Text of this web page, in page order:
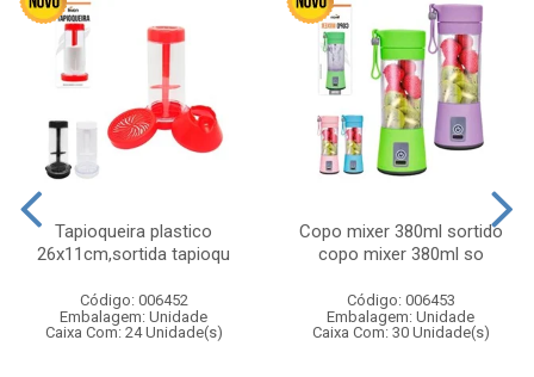
Tapioqueira plastico
26x11cm,sortida tapioqu
Código: 006452
Embalagem: Unidade
Caixa Com: 24 Unidade(s)
Copo mixer 380ml sortido
copo mixer 380ml so
Código: 006453
Embalagem: Unidade
Caixa Com: 30 Unidade(s)